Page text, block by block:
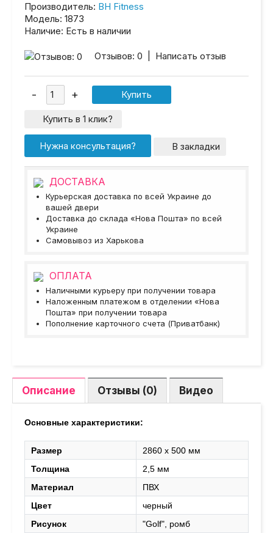
Производитель: BH Fitness
Модель: 1873
Наличие: Есть в наличии
Отзывов: 0 Написать отзыв
Купить в 1 клик?
Нужна консультация? В закладки
ДОСТАВКА
Курьерская доставка по всей Украине до
вашей двери
Доставка до склада «Нова Пошта» по всей
Украине
Самовывоз из Харькова
ОПЛАТА
Наличными курьеру при получении товара
Наложенным платежом в отделении «Нова
Пошта» при получении товара
Пополнение карточного счета (Приватбанк)
Описание Отзывы (0) Видео
Основные характеристики:
Размер
2860 х 500 мм
Толщина
2,5 мм
Материал
ПВХ
Цвет
черный
Рисунок
"Golf", ромб